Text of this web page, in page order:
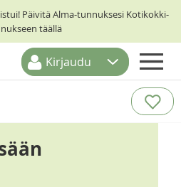
Päivitä Alma-tunnuksesi Kotikokki-
täällä
Kirjaudu